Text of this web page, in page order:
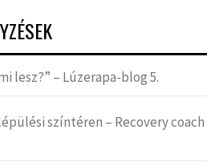
lesz?” – Lúzerapa-blog 5.
színtéren – Recovery coach